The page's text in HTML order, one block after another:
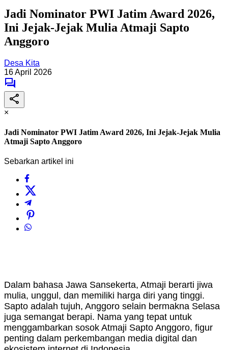
Jadi Nominator PWI Jatim Award 2026,
Ini Jejak-Jejak Mulia Atmaji Sapto
Anggoro
Desa Kita
16 April 2026
×
Jadi Nominator PWI Jatim Award 2026, Ini Jejak-Jejak Mulia
Atmaji Sapto Anggoro
Sebarkan artikel ini
Dalam bahasa Jawa Sansekerta, Atmaji berarti jiwa
mulia, unggul, dan memiliki harga diri yang tinggi.
Sapto adalah tujuh, Anggoro selain bermakna Selasa
juga semangat berapi. Nama yang tepat untuk
menggambarkan sosok Atmaji Sapto Anggoro, figur
penting dalam perkembangan media digital dan